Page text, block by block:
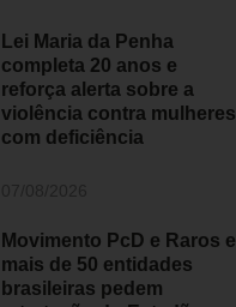
Lei Maria da Penha
completa 20 anos e
reforça alerta sobre a
violência contra mulheres
com deficiência
Movimento PcD e Raros e
mais de 50 entidades
brasileiras pedem